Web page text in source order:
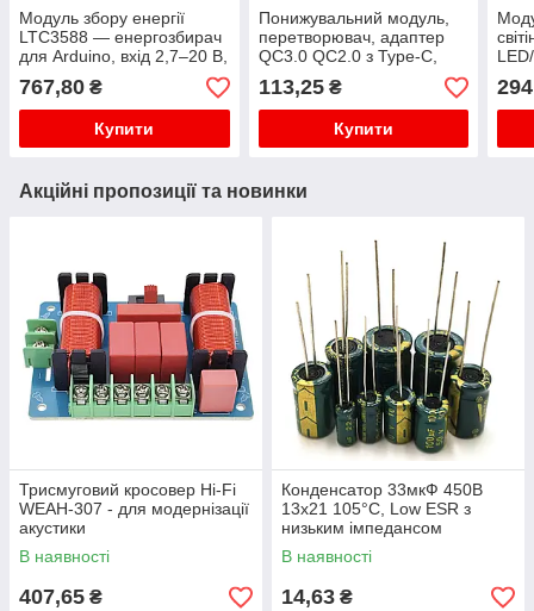
Модуль збору енергії
LTC3588 — енергозбирач
для Arduino, вхід 2,7–20 В,
вихід 1,8/2,5/3,3/3,6 В
767,80 ₴
Купити
Понижувальний модуль,
перетворювач, адаптер
QC3.0 QC2.0 з Type-С,
7.1-32В
113,25₴
Купити
Акційні пропозиції та новинки
Трисмуговий кросовер Hi-Fi
WEAH-307 - для модернізації
акустики
В наявності
407,65 ₴
Конденсатор 33мкФ 450В
13x21 105°C, Low ESR з
низьким імпедансом
В наявності
14,63 ₴